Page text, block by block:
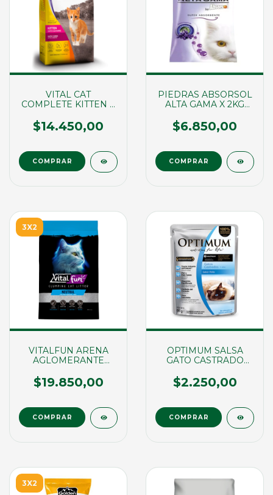
VITAL CAT
COMPLETE KITTEN X
$14.450,00
PIEDRAS ABSORSOL
ALTA GAMA X 2KG
$6.850,00
3X2
VITALFUN ARENA
AGLOMERANTE
(03377)
$19.850,00
OPTIMUM SALSA
GATO CASTRADO
(03029)
$2.250,00
3X2